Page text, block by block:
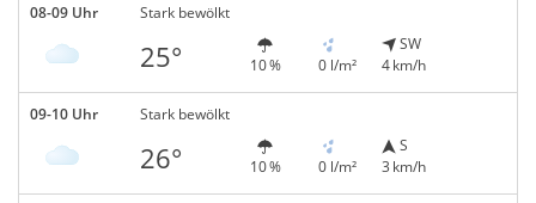
08-09 Uhr Stark bewölkt
25° 10 % 0 l/m²
SW
4 km/h
09-10 Uhr Stark bewölkt
26° 10 % 0 l/m²
S
3 km/h